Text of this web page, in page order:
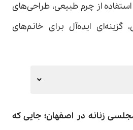
از چرم طبیعی، طراحی‌های
گزینه‌ای ایده‌آل برای خانم‌های
زنانه در اصفهان؛ جایی که